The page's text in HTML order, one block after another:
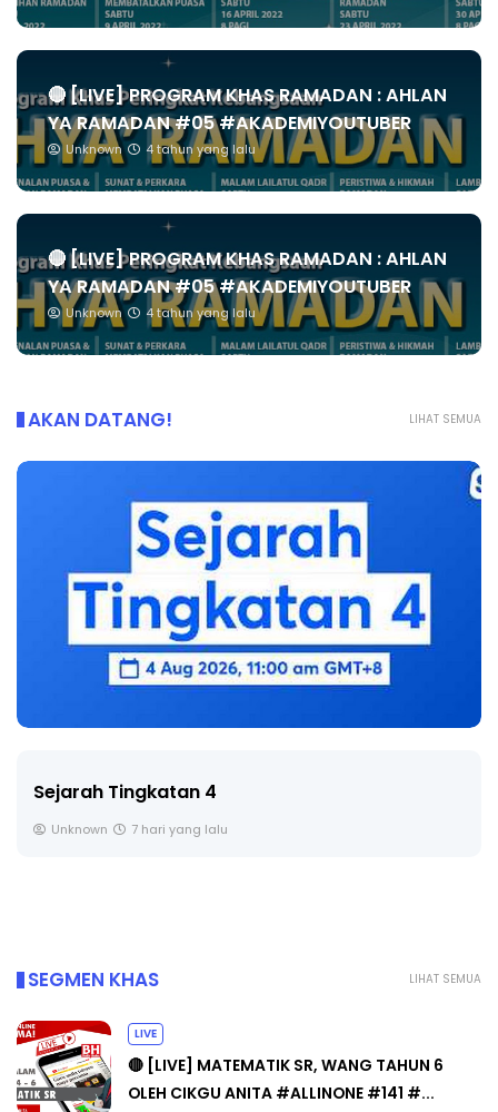
🔴 [LIVE] PROGRAM KHAS RAMADAN : AHLAN
YA RAMADAN #05 #AKADEMIYOUTUBER
Unknown 4 tahun yang lalu
🔴 [LIVE] PROGRAM KHAS RAMADAN : AHLAN
YA RAMADAN #05 #AKADEMIYOUTUBER
Unknown 4 tahun yang lalu
LIHAT SEMUA
AKAN DATANG!
LIVE
🔴 [LIVE] PRINSIP PERAKAUNAN, BEDAH
LIHAT SEMUA
SEGMEN KHAS
LIVE
🔴 [LIVE] MATEMATIK SR, WANG TAHUN 6
OLEH CIKGU ANITA #ALLINONE #141 #...